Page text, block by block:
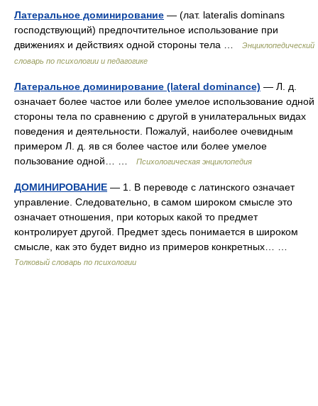
Латеральное доминирование — (лат. lateralis dominans
господствующий) предпочтительное использование при
движениях и действиях одной стороны тела …
Энциклопедический
словарь по психологии и педагогике
Латеральное доминирование (lateral dominance) — Л. д.
означает более частое или более умелое использование одной
стороны тела по сравнению с другой в унилатеральных видах
поведения и деятельности. Пожалуй, наиболее очевидным
примером Л. д. яв ся более частое или более умелое
пользование одной… …
Психологическая энциклопедия
ДОМИНИРОВАНИЕ — 1. В переводе с латинского означает
управление. Следовательно, в самом широком смысле это
означает отношения, при которых какой то предмет
контролирует другой. Предмет здесь понимается в широком
смысле, как это будет видно из примеров конкретных… …
Толковый словарь по психологии